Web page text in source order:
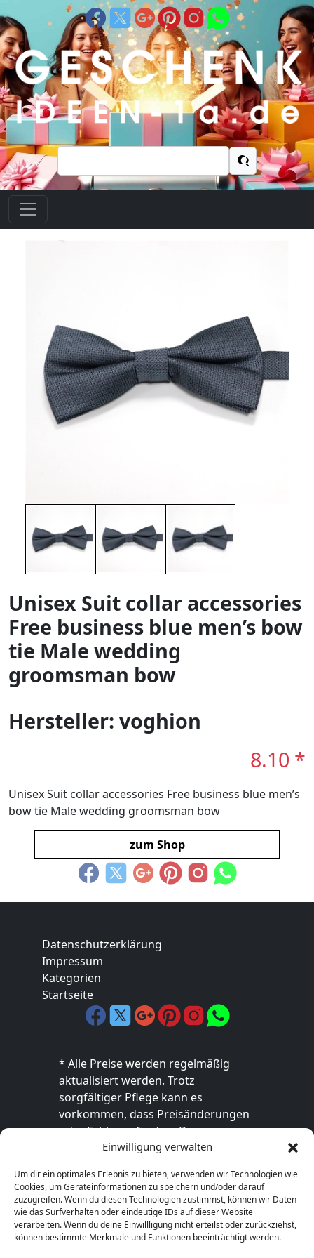
Einwilligung verwalten
Um dir ein optimales Erlebnis zu bieten, verwenden wir Technologien wie
Cookies, um Geräteinformationen zu speichern und/oder darauf
zuzugreifen. Wenn du diesen Technologien zustimmst, können wir Daten
wie das Surfverhalten oder eindeutige IDs auf dieser Website
verarbeiten. Wenn du deine Einwillligung nicht erteilst oder zurückziehst,
können bestimmte Merkmale und Funktionen beeinträchtigt werden.
Suchen
nach:
Unisex Suit collar accessories
Free business blue men’s bow
tie Male wedding
groomsman bow
Hersteller: voghion
8.10 *
Unisex Suit collar accessories Free business blue men’s
bow tie Male wedding groomsman bow
zum Shop
Datenschutzerklärung
Impressum
Kategorien
Startseite
* Alle Preise werden regelmäßig
aktualisiert werden. Trotz
sorgfältiger Pflege kann es
vorkommen, dass Preisänderungen
oder Fehler auftreten. Der
endgültige Preis sowie die
ausschließlich im jeweiligen Online-
Shop des Anbieters verbindlich. Bitte
überprüfe den Preis vor dem Kauf
direkt beim Händler.